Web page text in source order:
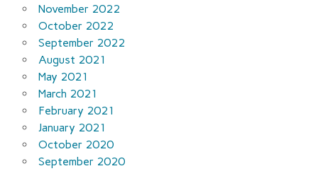
November 2022
October 2022
September 2022
August 2021
May 2021
March 2021
February 2021
January 2021
October 2020
September 2020